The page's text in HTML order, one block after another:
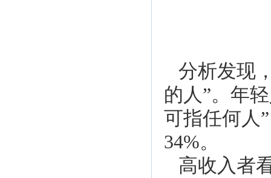
分析发现
的人”。年
可指任何人
34%。
高收入者